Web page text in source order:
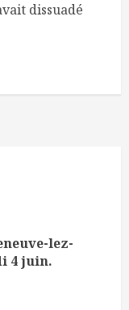
dissuadé
lez-
4 juin.